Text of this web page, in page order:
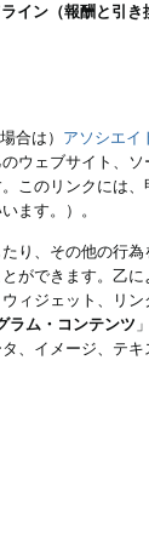
ン（報酬と引き
合は） アソシエイ
ウェブサイト、
このリンクには
ます。）。
り、その他の行為
ができます。乙
ィジェット、リ
ラム・コンテンツ
、イメージ、テ